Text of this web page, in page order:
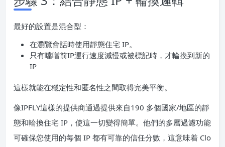
最好的設置是混合型：
在瀏覽會話時使用靜態住宅 IP。
只有噹噹前IP運行速度減慢或被標記時，才輪換到新的
IP
這樣就能在穩定性和匿名性之間取得完美平衡。
像IPFLY這樣的提供商通過提供來自190 多個國家/地區的靜
態和輪換住宅 IP，使這一切變得簡單。他們的多層過濾功能
可確保您使用的每個 IP 都有可靠的信任分數，這意味着 Clo